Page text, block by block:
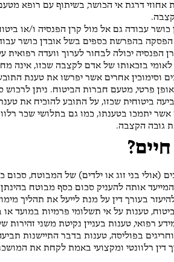
אחוזי דרגת אי הכושר, בשיתוף עם רופא
כושר עבודה גם אל מול קרן הפנסיה ו/או
בהפרשת כספים בשל אובדן כושר
הפנסיה יכולה לבחור לערוך וועדה
בזכאותו של אדם לקצבה שכזו, אינה
וסימוכין אחרים אשר יפרשו את טענת
פרטי, מטעם חברות הביטוח. ניתן לרכוש
ביטוחית שכזו, על התובע להוכיח את
יתמכו בטענתו, כמו גם בתלושי שכר
גובה הקצבה.
(אולי בני זוג או ילדים) של המבוטח,
אותה להעניק סכום כסף מבוטח
בעורך דין על מנת לייעל את תהליך
טענות על אי תשלומי פרמיות במועד
רפואי, טענות בעניין נקיטת משני
בפוליסה, טענות בדבר התיישנות
דין רלוונטי ומקצועי באמת לקחת את